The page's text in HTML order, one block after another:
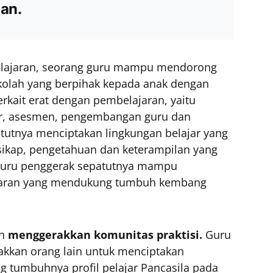
seorang guru mampu mendorong
yang berpihak kepada anak dengan
erat dengan pembelajaran, yaitu
pengembangan guru dan
menciptakan lingkungan belajar yang
pengetahuan dan keterampilan yang
penggerak sepatutnya mampu
yang mendukung tumbuh kembang
menggerakkan komunitas praktisi. Guru
orang lain untuk menciptakan
tumbuhnya profil pelajar Pancasila pada